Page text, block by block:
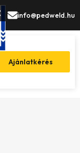
info@pedweld.hu
Ajánlatkérés